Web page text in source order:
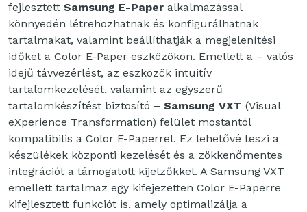
fejlesztett Samsung E-Paper alkalmazással
könnyedén létrehozhatnak és konfigurálhatnak
tartalmakat, valamint beállíthatják a megjelenítési
időket a Color E-Paper eszközökön. Emellett a – valós
idejű távvezérlést, az eszközök intuitív
tartalomkezelését, valamint az egyszerű
tartalomkészítést biztosító – Samsung VXT (Visual
eXperience Transformation) felület mostantól
kompatibilis a Color E-Paperrel. Ez lehetővé teszi a
készülékek központi kezelését és a zökkenőmentes
integrációt a támogatott kijelzőkkel. A Samsung VXT
emellett tartalmaz egy kifejezetten Color E-Paperre
kifejlesztett funkciót is, amely optimalizálja a